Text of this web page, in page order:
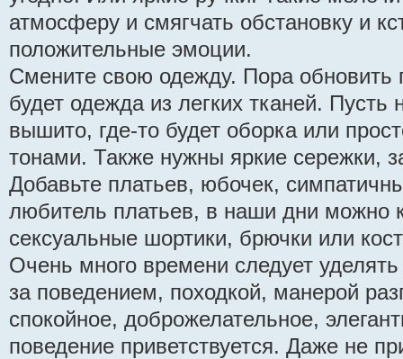
атмосферу и смягчать обстановку и
положительные эмоции.
Смените свою одежду. Пора обновить
будет одежда из легких тканей. Пусть
вышито, где-то будет оборка или
тонами. Также нужны яркие сережки,
Добавьте платьев, юбочек,
любитель платьев, в наши дни можно
сексуальные шортики, брючки или
Очень много времени следует
за поведением, походкой, манерой
спокойное, доброжелательное,
поведение приветствуется. Даже не